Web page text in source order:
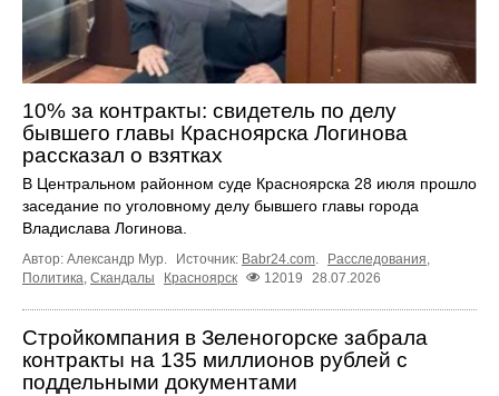
10% за контракты: свидетель по делу
бывшего главы Красноярска Логинова
рассказал о взятках
В Центральном районном суде Красноярска 28 июля прошло
заседание по уголовному делу бывшего главы города
Владислава Логинова.
Автор: Александр Мур. Источник: Babr24.com. Расследования,
Политика, Скандалы Красноярск 12019 28.07.2026
Стройкомпания в Зеленогорске забрала
контракты на 135 миллионов рублей с
поддельными документами